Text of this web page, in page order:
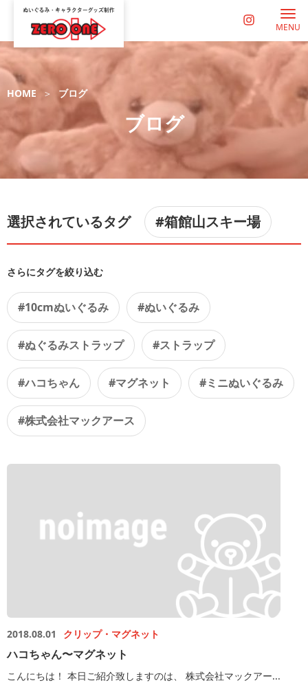
MENU
HOME ブログ
ブログ
選択されているタグ #箱館山スキー場
さらにタグを絞り込む
#10cmぬいぐるみ #ぬいぐるみ
#ぬぐるみストラップ #ストラップ
#ハコちゃん #マグネット #ミニぬいぐるみ
#株式会社マックアース
2018.08.01 クリップ・マグネット
ハコちゃん〜マグネット
こんにちは！ 本日ご紹介致しますのは、 株式会社マックアー...